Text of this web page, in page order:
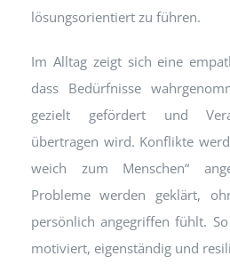
lösungsorientiert zu führen.
Im Alltag zeigt sich eine
dass Bedürfnisse
gezielt gefördert und
übertragen wird. Konflikte
weich zum Menschen“
Probleme werden geklärt,
persönlich angegriffen fühlt.
motiviert, eigenständig und